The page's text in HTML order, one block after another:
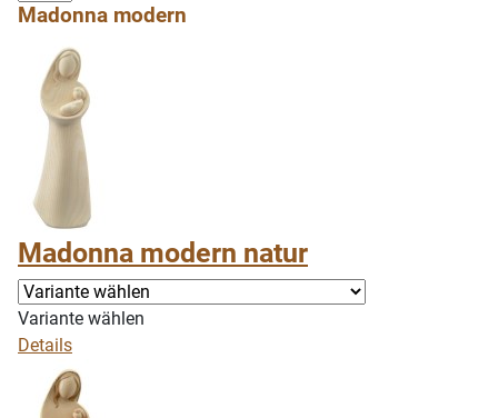
Madonna modern
Madonna modern natur
Variante wählen
Details